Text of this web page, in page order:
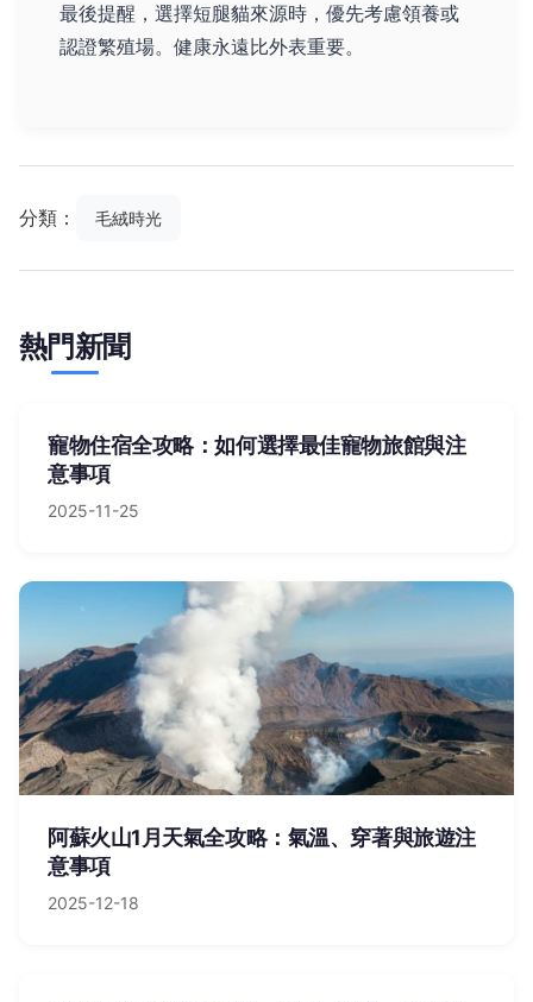
最後提醒，選擇短腿貓來源時，優先考慮領養或
認證繁殖場。健康永遠比外表重要。
分類： 毛絨時光
熱門新聞
寵物住宿全攻略：如何選擇最佳寵物旅館與注
意事項
2025-11-25
阿蘇火山1月天氣全攻略：氣溫、穿著與旅遊注
意事項
2025-12-18